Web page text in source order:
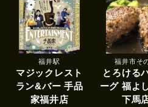
福井駅
マジックレスト
ラン&バー 手品
家福井店
福井市そ
とろける
ーグ 福よ
下馬